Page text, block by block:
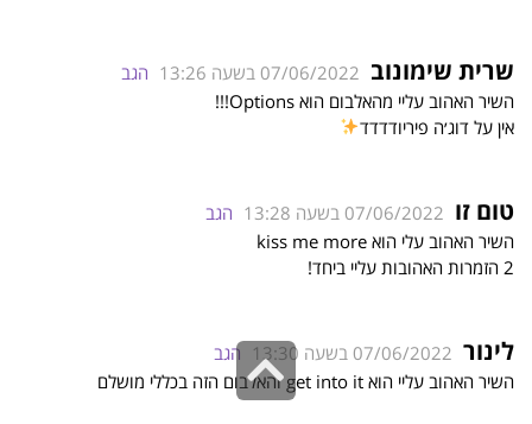
שרית שימונוב 07/06/2022 בשעה 13:26
הגב
השיר האהוב עליי מהאלבום הוא Options!!!
אין על דוג׳ה פיריודדדד
טום זו 07/06/2022 בשעה 13:28
הגב
השיר האהוב עלי הוא kiss me more
2 הזמרות האהובות עליי ביחד!
לינור 07/06/2022 בשעה 13:30
הגב
השיר האהוב עליי הוא get into it והאלבום הזה בכללי מושלם
גלילה
לראש